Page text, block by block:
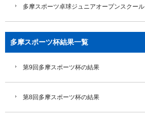
多摩スポーツ卓球ジュニアオープンスクール
多摩スポーツ杯結果一覧
第9回多摩スポーツ杯の結果
第8回多摩スポーツ杯の結果